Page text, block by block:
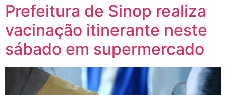
Prefeitura de Sinop realiza
vacinação itinerante neste
sábado em supermercado